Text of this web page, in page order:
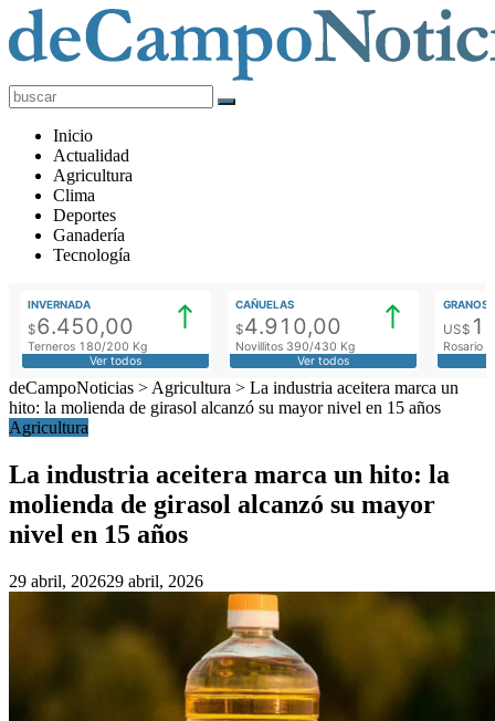
deCampoNoticias
Actualidad
Agropecuaria
Inicio
Actualidad
Agricultura
Clima
Deportes
Ganadería
Tecnología
INVERNADA
$6.450,00
Terneros 180/200 Kg
Ver todos
CAÑUELAS
$4.910,00
Novillitos 390/430 Kg
Ver todos
GRANOS
US$
Rosario
deCampoNoticias > Agricultura > La industria aceitera marca un
hito: la molienda de girasol alcanzó su mayor nivel en 15 años
Agricultura
La industria aceitera marca un hito: la
molienda de girasol alcanzó su mayor
nivel en 15 años
29 abril, 202629 abril, 2026